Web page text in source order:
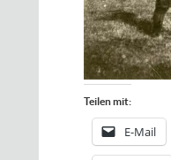
Teilen mit:
E-Mail